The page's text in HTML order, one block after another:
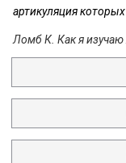
артикуляция
Ломб К. Как я